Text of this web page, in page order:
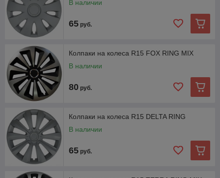
В наличии
65 руб.
Колпаки на колеса R15 FOX RING MIX
В наличии
80 руб.
Колпаки на колеса R15 DELTA RING
В наличии
65 руб.